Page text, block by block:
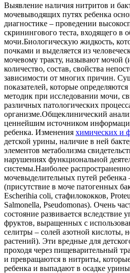
Выявление наличия нитритов и
мочевыводящих путях ребенка
диагностике – проведении
скринингового теста, входящего в
мочи.Биологическую жидкость,
почками и выделяется из
мочевому тракту, называют мочой
количество, состав, свойства
зависимости от многих причин.
показателей, которые
методик при исследовании мочи,
различных патологических
организме.Общеклинический
ценнейшим источником
ребенка. Изменения химических и
детской урины, наличие в ней
элементов метаболизма
нарушениях функциональной
системы.Наиболее
мочевыделительных путей ребенка
(присутствие в моче патогенных
Escherihia coli, стафилококков,
Salmonella, Pseudomonas). Очень
состояние развивается вследствие
фруктов, выращенных с
селитры – солей азотной кислоты,
растений). Эти вредные для
проходя через пищеварительный
и превращаются в нитриты,
ребенка и выпадают в осадке